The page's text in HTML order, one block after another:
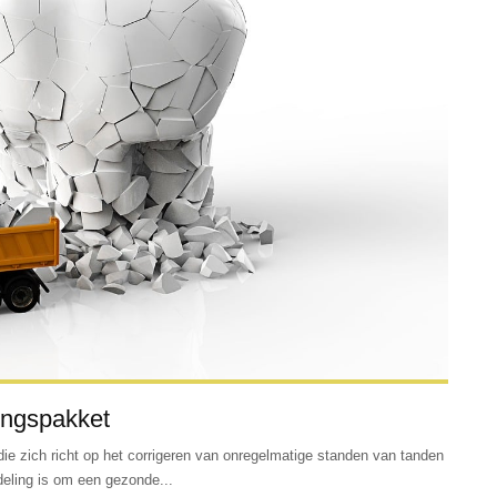
zich richt op het corrigeren van onregelmatige standen van tanden
is om een gezonde...